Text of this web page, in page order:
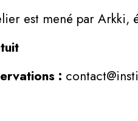
est mené par
: